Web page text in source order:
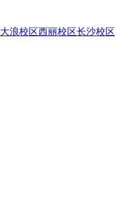
大浪校区西丽校区长沙校区